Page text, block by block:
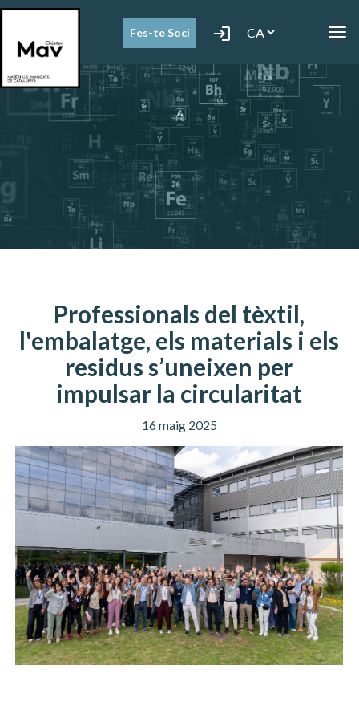
T
g
t
Fes-te Soci login
Professionals del tèxtil,
l'embalatge, els materials i els
residus s’uneixen per
impulsar la circularitat
16 maig 2025